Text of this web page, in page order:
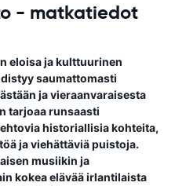
- matkatiedot
eloisa ja kulttuurinen
saumattomasti
ja vieraanvaraisesta
tarjoaa runsaasti
historiallisia kohteita,
ja viehättäviä puistoja.
musiikin ja
kokea elävää irlantilaista